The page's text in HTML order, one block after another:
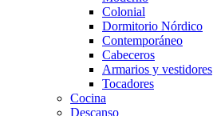
Colonial
Dormitorio Nórdico
Contemporáneo
Cabeceros
Armarios y vestidores
Tocadores
Cocina
Descanso